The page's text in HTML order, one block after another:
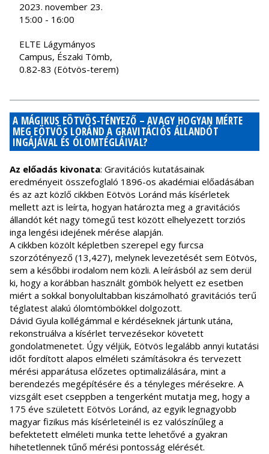
2023. november 23.
15:00 - 16:00
ELTE Lágymányos
Campus, Északi Tömb,
0.82-83 (Eötvös-terem)
A MÁGIKUS EÖTVÖS-TÉNYEZŐ – AVAGY HOGYAN MÉRTE
MEG EÖTVÖS LORÁND A GRAVITÁCIÓS ÁLLANDÓT
INGÁJÁVAL ÉS ÓLOMTÉGLÁIVAL?
Az előadás kivonata: Gravitációs kutatásainak
eredményeit összefoglaló 1896-os akadémiai előadásában
és az azt közlő cikkben Eötvös Loránd más kísérletek
mellett azt is leírta, hogyan határozta meg a gravitációs
állandót két nagy tömegű test között elhelyezett torziós
inga lengési idejének mérése alapján.
A cikkben közölt képletben szerepel egy furcsa
szorzótényező (13,427), melynek levezetését sem Eötvös,
sem a későbbi irodalom nem közli. A leírásból az sem derül
ki, hogy a korábban használt gömbök helyett ez esetben
miért a sokkal bonyolultabban kiszámolható gravitációs terű
téglatest alakú ólomtömbökkel dolgozott.
Dávid Gyula kollégámmal e kérdéseknek jártunk utána,
rekonstruálva a kísérlet tervezésekor követett
gondolatmenetet. Úgy véljük, Eötvös legalább annyi kutatási
időt fordított alapos elméleti számításokra és tervezett
mérési apparátusa előzetes optimalizálására, mint a
berendezés megépítésére és a tényleges mérésekre. A
vizsgált eset cseppben a tengerként mutatja meg, hogy a
175 éve született Eötvös Loránd, az egyik legnagyobb
magyar fizikus más kísérleteinél is ez valószínűleg a
befektetett elméleti munka tette lehetővé a gyakran
hihetetlennek tűnő mérési pontosság elérését.